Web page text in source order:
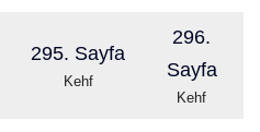
295. Sayfa
Kehf
296.
Sayfa
Kehf